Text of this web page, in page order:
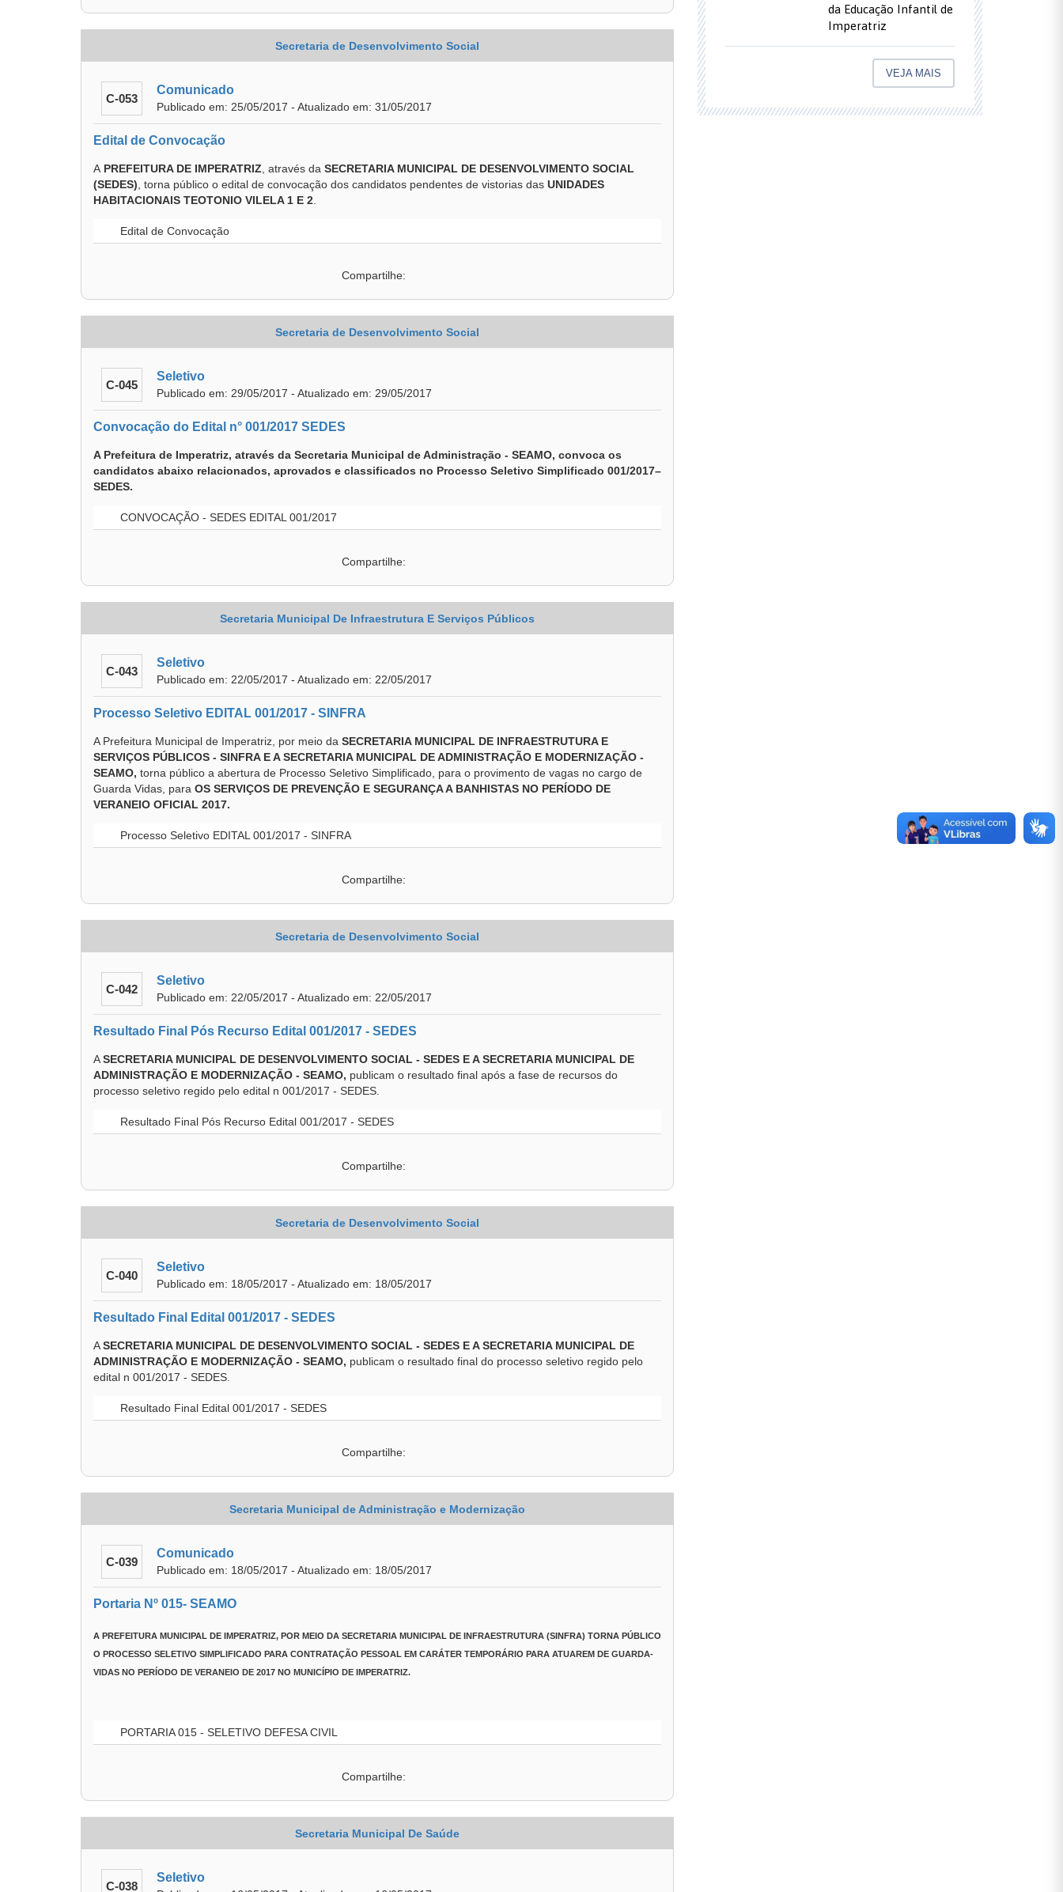
Secretaria de Desenvolvimento Social
C-053
Comunicado
Publicado em: 25/05/2017 - Atualizado em: 31/05/2017
Edital de Convocação
A PREFEITURA DE IMPERATRIZ , através da SECRETARIA MUNICIPAL DE DESENVOLVIMENTO SOCIAL
(SEDES) , torna público o edital de convocação dos candidatos pendentes de vistorias das UNIDADES
HABITACIONAIS TEOTONIO VILELA 1 E 2
Edital de Convocação
Compartilhe:
Secretaria de Desenvolvimento Social
C-045
Seletivo
Publicado em: 29/05/2017 - Atualizado em: 29/05/2017
Convocação do Edital n° 001/2017 SEDES
A Prefeitura de Imperatriz, através da Secretaria Municipal de Administração - SEAMO, convoca os
candidatos abaixo relacionados, aprovados e classificados no Processo Seletivo Simplificado 001/2017–
SEDES.
CONVOCAÇÃO - SEDES EDITAL 001/2017
Compartilhe:
Secretaria Municipal De Infraestrutura E Serviços Públicos
C-043
Seletivo
Publicado em: 22/05/2017 - Atualizado em: 22/05/2017
Processo Seletivo EDITAL 001/2017 - SINFRA
A Prefeitura Municipal de Imperatriz, por meio da SECRETARIA MUNICIPAL DE INFRAESTRUTURA E
SERVIÇOS PÚBLICOS - SINFRA E A SECRETARIA MUNICIPAL DE ADMINISTRAÇÃO E MODERNIZAÇÃO -
SEAMO, torna público a abertura de Processo Seletivo Simplificado, para o provimento de vagas no cargo de
Guarda Vidas, para OS SERVIÇOS DE PREVENÇÃO E SEGURANÇA A BANHISTAS NO PERÍODO DE
VERANEIO OFICIAL 2017.
Processo Seletivo EDITAL 001/2017 - SINFRA
Compartilhe:
Secretaria de Desenvolvimento Social
C-042
Seletivo
Publicado em: 22/05/2017 - Atualizado em: 22/05/2017
Resultado Final Pós Recurso Edital 001/2017 - SEDES
ASECRETARIA MUNICIPAL DE DESENVOLVIMENTO SOCIAL - SEDES E A SECRETARIA MUNICIPAL DE
ADMINISTRAÇÃO E MODERNIZAÇÃO - SEAMO, publicam o resultado final após a fase de recursos do
processo seletivo regido pelo edital n 001/2017 - SEDES.
Resultado Final Pós Recurso Edital 001/2017 - SEDES
Compartilhe:
Secretaria de Desenvolvimento Social
C-040
Seletivo
Publicado em: 18/05/2017 - Atualizado em: 18/05/2017
Resultado Final Edital 001/2017 - SEDES
ASECRETARIA MUNICIPAL DE DESENVOLVIMENTO SOCIAL - SEDES E A SECRETARIA MUNICIPAL DE
ADMINISTRAÇÃO E MODERNIZAÇÃO - SEAMO, publicam o resultado final do processo seletivo regido pelo
edital n 001/2017 - SEDES.
Resultado Final Edital 001/2017 - SEDES
Compartilhe:
Secretaria Municipal de Administração e Modernização
C-039
Comunicado
Publicado em: 18/05/2017 - Atualizado em: 18/05/2017
Portaria Nº 015- SEAMO
A PREFEITURA MUNICIPAL DE IMPERATRIZ, POR MEIO DA SECRETARIA MUNICIPAL DE INFRAESTRUTURA (SINFRA) TORNA PÚBLICO
O PROCESSO SELETIVO SIMPLIFICADO PARA CONTRATAÇÃO PESSOAL EM CARÁTER TEMPORÁRIO PARA ATUAREM DE GUARDA-
VIDAS NO PERÍODO DE VERANEIO DE 2017 NO MUNICÍPIO DE IMPERATRIZ.
PORTARIA 015 - SELETIVO DEFESA CIVIL
Compartilhe:
Secretaria Municipal De Saúde
C-038
Seletivo
da Educação Infantil de
Imperatriz
VEJA MAIS